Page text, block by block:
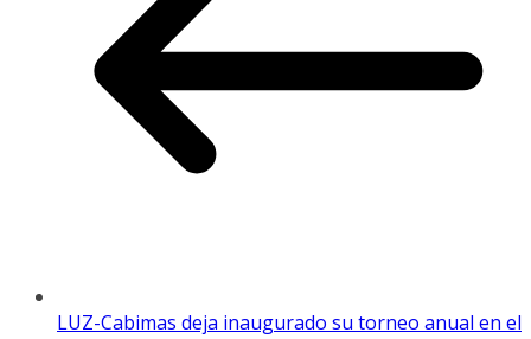
LUZ-Cabimas deja inaugurado su torneo anual en el